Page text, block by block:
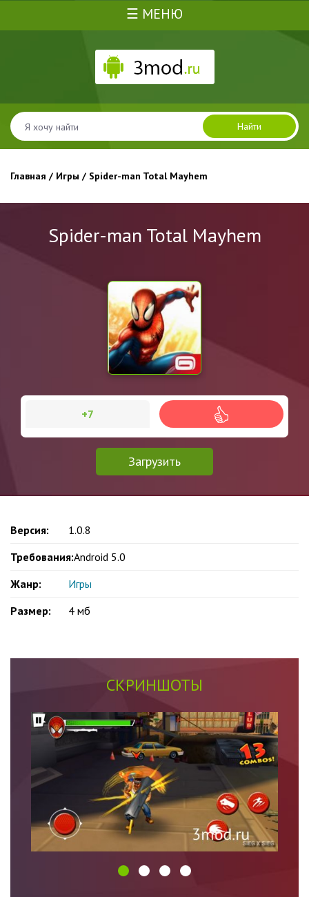
☰ МЕНЮ
Найти
Главная / Игры / Spider-man Total Mayhem
Spider-man Total Mayhem
Загрузить
+7
Версия:
1.0.8
Требования:Android 5.0
Жанр:
Игры
Размер:
4 мб
СКРИНШОТЫ